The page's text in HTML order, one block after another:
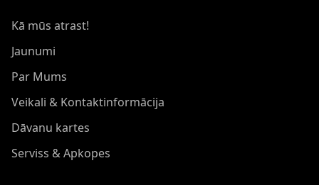
Kā mūs atrast!
Jaunumi
Par Mums
Veikali & Kontaktinformācija
Dāvanu kartes
Serviss & Apkopes